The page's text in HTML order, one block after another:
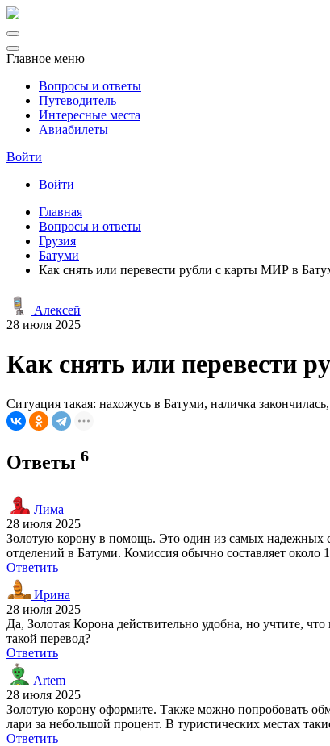
Главное меню
Вопросы и ответы
Путеводитель
Интересные места
Авиабилеты
Войти
Войти
Главная
Вопросы и ответы
Грузия
Батуми
Как снять или перевести рубли с карты МИР в
Алексей
28 июля 2025
Как снять или перевести
Ситуация такая: нахожусь в Батуми, наличка
Ответы 6
Лима
28 июля 2025
Золотую корону в помощь. Это один из самых надежных
отделений в Батуми. Комиссия обычно составляет
Ответить
Ирина
28 июля 2025
Да, Золотая Корона действительно удобна, но учтите,
такой перевод?
Ответить
Artem
28 июля 2025
Золотую корону оформите. Также можно попробовать
лари за небольшой процент. В туристических местах
Ответить